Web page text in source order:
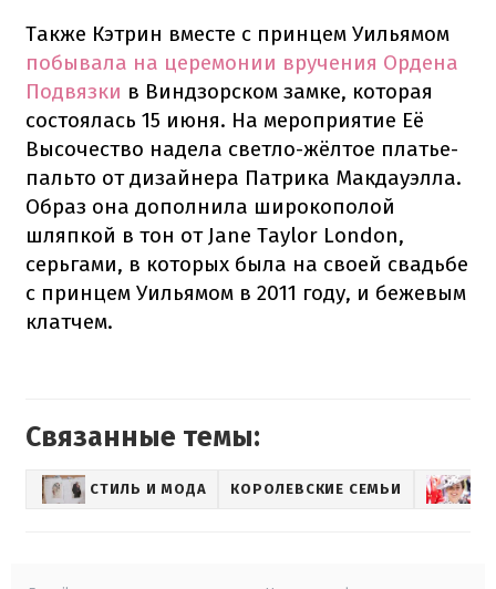
Также Кэтрин вместе с принцем Уильямом
побывала на церемонии вручения Ордена
Подвязки в Виндзорском замке, которая
состоялась 15 июня. На мероприятие Её
Высочество надела светло-жёлтое платье-
пальто от дизайнера Патрика Макдауэлла.
Образ она дополнила широкополой
шляпкой в тон от Jane Taylor London,
серьгами, в которых была на своей свадьбе
с принцем Уильямом в 2011 году, и бежевым
клатчем.
Связанные темы:
СТИЛЬ И МОДА КОРОЛЕВСКИЕ СЕМЬИ